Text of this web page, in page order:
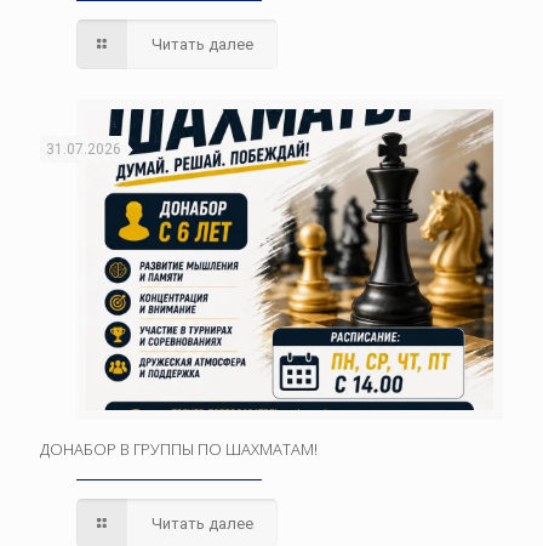
Читать далее
31.07.2026
ДОНАБОР В ГРУППЫ ПО ШАХМАТАМ!
Читать далее